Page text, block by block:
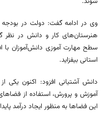
هنرستان‌های کار و دانش در نظر
سطح مهارت آموزی دانش‌آموزان با
استانی بیفزاید.
دانش آشتیانی افزود: اکنون یکی
آموزش و پرورش، استفاده از
این فضاها به منظور ایجاد درآمد